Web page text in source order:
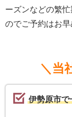
ーズンなどの繁
のでご予約はお早
＼当
伊勢原市で